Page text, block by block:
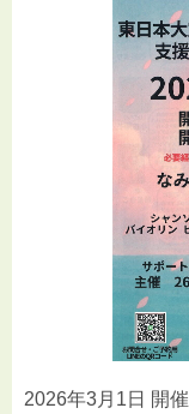
2026年3月1日 開催